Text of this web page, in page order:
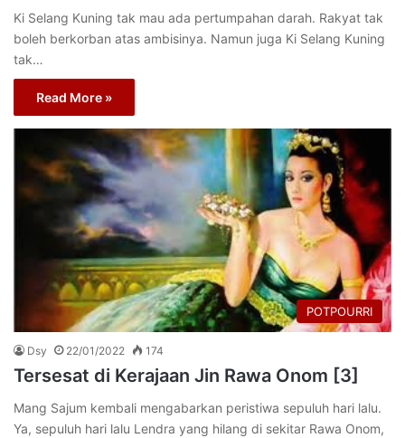
Ki Selang Kuning tak mau ada pertumpahan darah. Rakyat tak
boleh berkorban atas ambisinya. Namun juga Ki Selang Kuning
tak…
Read More »
POTPOURRI
Dsy 22/01/2022 174
Tersesat di Kerajaan Jin Rawa Onom [3]
Mang Sajum kembali mengabarkan peristiwa sepuluh hari lalu.
Ya, sepuluh hari lalu Lendra yang hilang di sekitar Rawa Onom,